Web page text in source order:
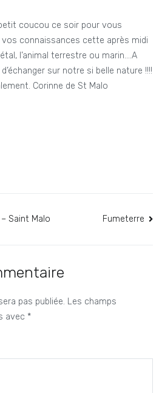
coucou ce soir pour vous
vos connaissances cette après midi
l’animal terrestre ou marin….A
sur notre si belle nature !!!!
Corinne de St Malo
Saint Malo Fumeterre
pas publiée. Les champs
avec *